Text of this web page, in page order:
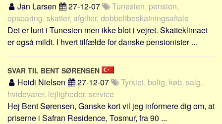
Jan Larsen 27-12-07
Tunesien, pension,
opsparing, skatter, afgifter, dobbeltbeskatningsaftale
Det er lunt i Tunesien men ikke blot i vejret. Skatteklimaet
er også mildt. I hvert tilfælde for danske pensionister ...
SVAR TIL BENT SØRENSEN
Heidi Nielsen 27-12-07
Tyrkiet, bolig, køb, salg,
hvidevarer, lejligheder, service
Hej Bent Sørensen, Ganske kort vil jeg informere dig om, at
priserne i Safran Residence, Tosmur, fra 90 ...